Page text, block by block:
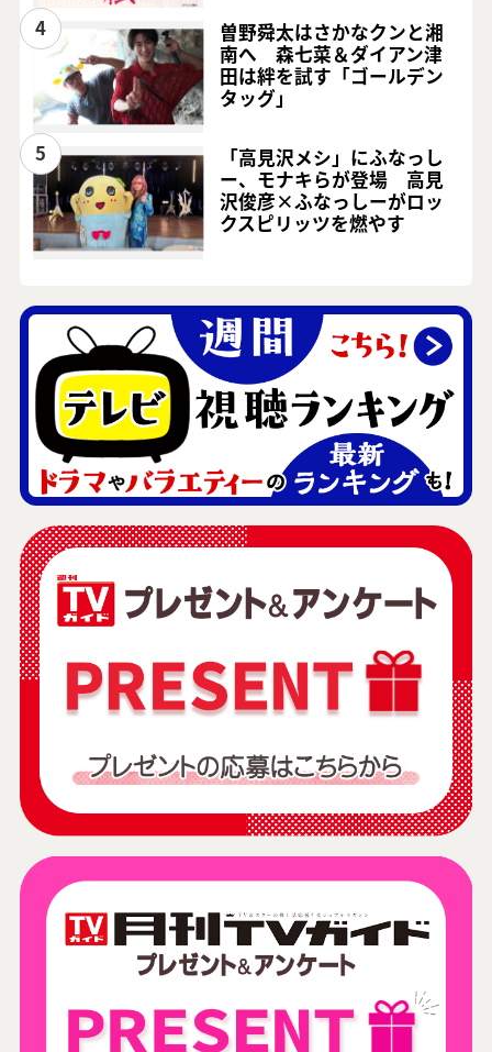
4
曽野舜太はさかなクンと湘
南へ 森七菜＆ダイアン津
田は絆を試す「ゴールデン
タッグ」
5
「高見沢メシ」にふなっし
ー、モナキらが登場 高見
沢俊彦×ふなっしーがロッ
クスピリッツを燃やす